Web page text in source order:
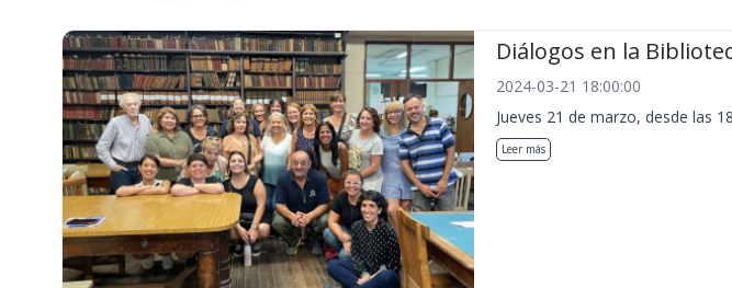
Diálogos en la
2024-03-21 18:00:00
Jueves 21 de marzo, desde las
Leer más